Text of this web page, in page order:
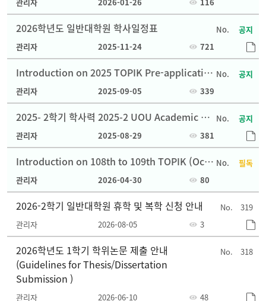
공지
2026학년도 일반대학원 학사일정표
관리자 2025-11-24 721
공지
Introduction on 2025 TOPIK Pre-applicatio
n
관리자 2025-09-05 339
공지
2025- 2학기 학사력 2025-2 UOU Academic Ac
ademic Calendar
관리자 2025-08-29 381
필독
Introduction on 108th to 109th TOPIK (Octo
ber, November 2026) Pre-application
관리자 2026-04-30 80
319
2026-2학기 일반대학원 휴학 및 복학 신청 안내
관리자 2026-08-05 3
318
2026학년도 1학기 학위논문 제출 안내
(Guidelines for Thesis/Dissertation
Submission )
관리자 2026-06-10 48